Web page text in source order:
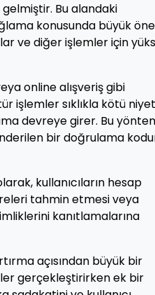
gelmiştir. Bu alandaki
konusunda büyük
ve diğer işlemler için
online alışveriş gibi
işlemler sıklıkla kötü
devreye girer. Bu
bir doğrulama
kullanıcıların hesap
tahmin etmesi veya
kanıtlamalarına
açısından büyük bir
gerçekleştirirken ek bir